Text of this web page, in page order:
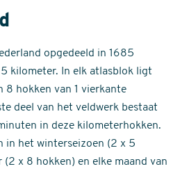
opgedeeld in 1685
kilometer. In elk atlasblok ligt
8 hokken van 1 vierkante
deel van het veldwerk bestaat
in deze kilometerhokken.
in het winterseizoen (2 x 5
(2 x 8 hokken) en elke maand van